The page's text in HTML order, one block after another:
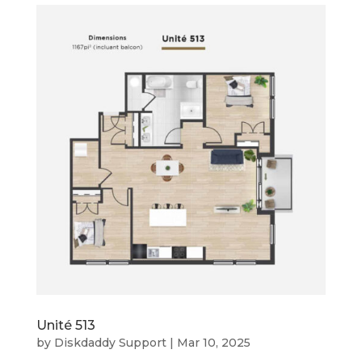
Unité 513
by Diskdaddy Support| Mar 10, 2025